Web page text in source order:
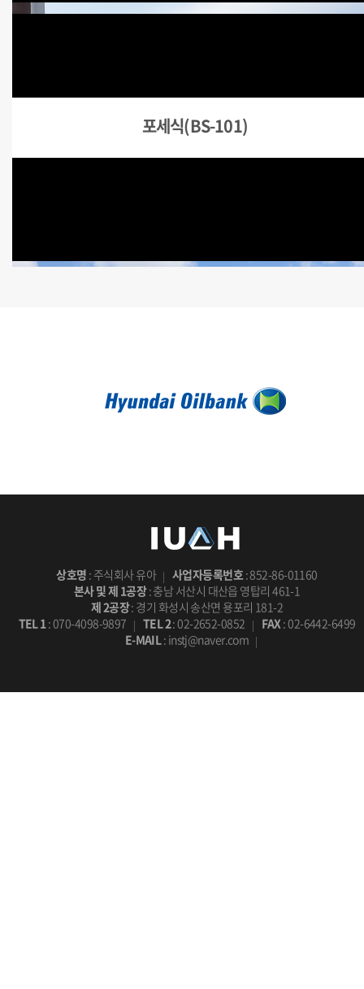
포세식(BS-101)
포세식(BP-031)
상호명 : 주식회사 유아 사업자등록번호: 852-86-01160
본사 및 제 1공장: 충남 서산시 대산읍 영탑리 461-1
제 2공장: 경기 화성시 송산면 용포리 181-2
TEL 1: 070-4098-9897 TEL 2: 02-2652-0852 FAX : 02-6442-6499
E-MAIL: instj@naver.com